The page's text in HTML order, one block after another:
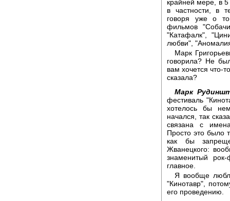
крайней мере, в
в частности, в
говоря уже о
фильмов
"Катафалк",
любви",
Марк
говорила? Не
вам хочется что-
сказала?
Марк
фестиваль
хотелось бы
начался, так
связана с
Просто это было
как бы
Жванецкого:
знаменитый
главное.
Я вообще
"Кинотавр",
его проведению.